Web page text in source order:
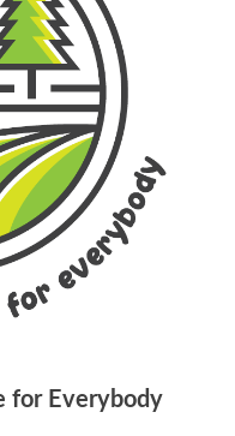
for Everybody